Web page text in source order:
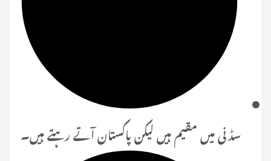
سڈنی میں مقیم ہیں لیکن پاکستان آتے رہتے ہیں۔